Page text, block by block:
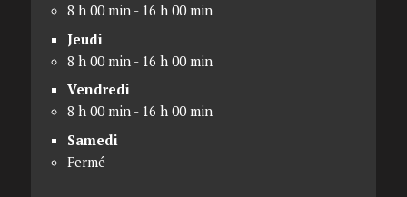
8 h 00 min - 16 h 00 min
Jeudi
8 h 00 min - 16 h 00 min
Vendredi
8 h 00 min - 16 h 00 min
Samedi
Fermé